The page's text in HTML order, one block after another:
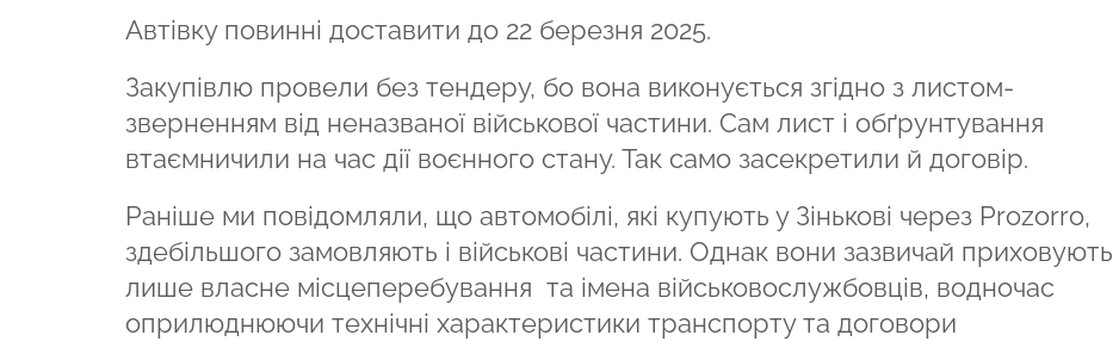
Автівку повинні доставити до 22 березня 2025.
Закупівлю провели без тендеру, бо вона виконується згідно з листом-
зверненням від неназваної військової частини. Сам лист і обґрунтування
втаємничили на час дії воєнного стану. Так само засекретили й договір.
Раніше ми повідомляли, що автомобілі, які купують у Зінькові через Prozorro,
здебільшого замовляють і військові частини. Однак вони зазвичай приховують
лише власне місцеперебування та імена військовослужбовців, водночас
оприлюднюючи технічні характеристики транспорту та договори